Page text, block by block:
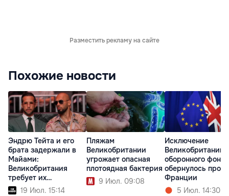
Разместить рекламу на сайте
Похожие новости
Эндрю Тейта и его
брата задержали в
Майами:
Великобритания
требует их
экстрадиции
19 Июл. 15:14
Пляжам
Великобритании
угрожает опасная
плотоядная бактерия
9 Июл. 09:08
Исключение
Великобритании
оборонного
обернулось
Франции
5 Июл. 14:30